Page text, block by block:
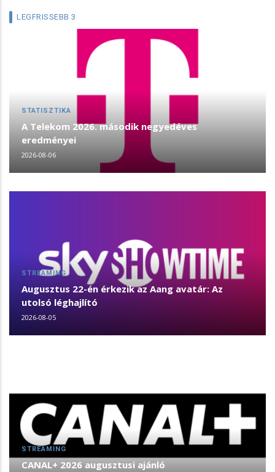
LEGFRISSEBB 3
STATISZTIKA
A Telekom 2026. második negyedéves
eredményei
2026-08-06
STREAMING
Augusztus 22-én érkezik az Aang avatár: Az
utolsó léghajlító
2026-08-05
STREAMING
CANAL+ 2026 augusztusi ajánló